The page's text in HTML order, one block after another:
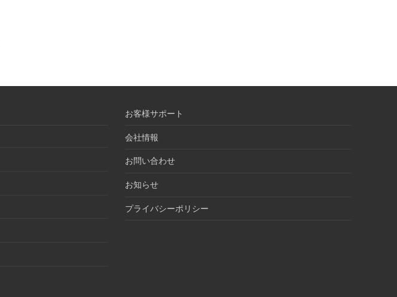
お客様サポート
会社情報
お問い合わせ
お知らせ
プライバシーポリシー